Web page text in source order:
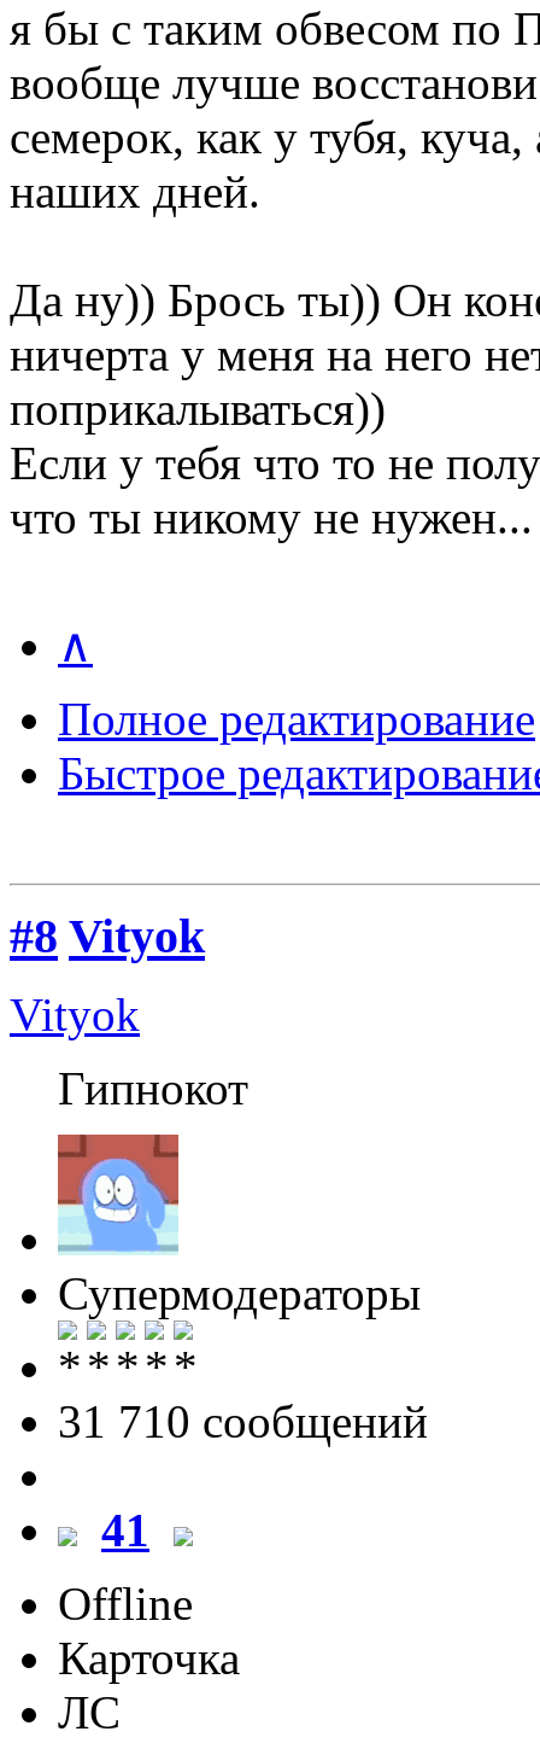
я бы с таким обвесом по
вообще лучше
семерок, как у тубя,
наших дней.
Да ну)) Брось ты)) Он
ничерта у меня на него
поприкалываться))
Если у тебя что то не
что ты никому не нужен...
∧
Полное редактирование
Быстрое
#8 Vityok
Vityok
Гипнокот
Супермодераторы
31 710 cообщений
41
Offline
Карточка
ЛС